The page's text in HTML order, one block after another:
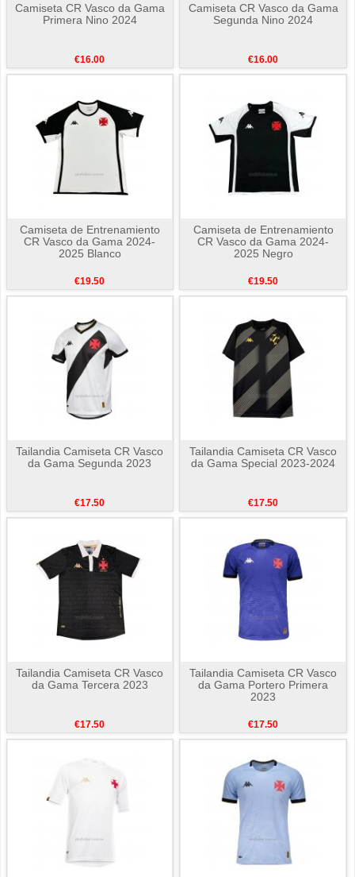
Camiseta CR Vasco da Gama
Primera Nino 2024
€16.00
Camiseta CR Vasco da Gama
Segunda Nino 2024
€16.00
Camiseta de Entrenamiento
CR Vasco da Gama 2024-
2025 Blanco
€19.50
Camiseta de Entrenamiento
CR Vasco da Gama 2024-
2025 Negro
€19.50
Tailandia Camiseta CR Vasco
da Gama Segunda 2023
€17.50
Tailandia Camiseta CR Vasco
da Gama Special 2023-2024
€17.50
Tailandia Camiseta CR Vasco
da Gama Tercera 2023
€17.50
Tailandia Camiseta CR Vasco
da Gama Portero Primera
2023
€17.50